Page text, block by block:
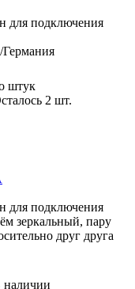
для подключения
Германия
штук
2 шт.
для подключения
зеркальный, пару
друг друга
наличии